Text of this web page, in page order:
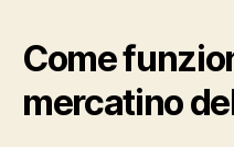
Come
mercatino